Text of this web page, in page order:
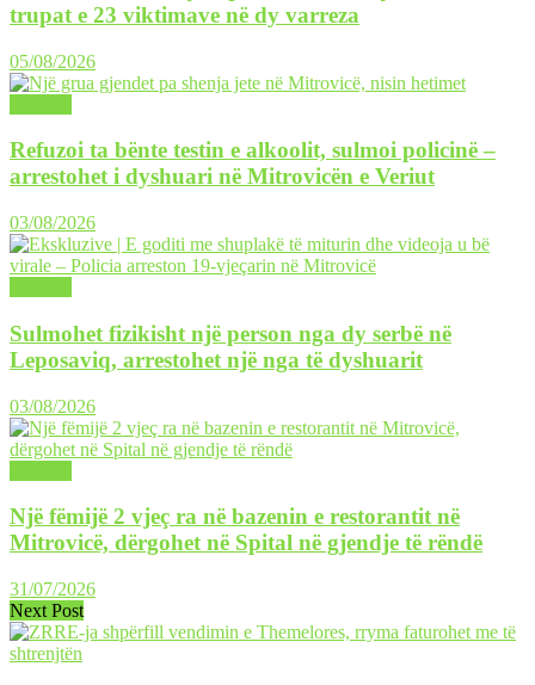
trupat e 23 viktimave në dy varreza
05/08/2026
Refuzoi ta bënte testin e alkoolit, sulmoi policinë –
arrestohet i dyshuari në Mitrovicën e Veriut
03/08/2026
Sulmohet fizikisht një person nga dy serbë në
Leposaviq, arrestohet një nga të dyshuarit
03/08/2026
Një fëmijë 2 vjeç ra në bazenin e restorantit në
Mitrovicë, dërgohet në Spital në gjendje të rëndë
31/07/2026
Next Post